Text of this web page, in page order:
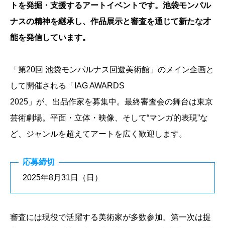
トを発掘・支援するアートイベントです。池袋モンパル
ナスの精神を継承し、作品展示と審査を通じて新たな才
能を発信しています。
「第20回 池袋モンパルナス回遊美術館」のメイン企画と
して開催される「IAG AWARDS
2025」が、出品作家を募集中。最終審査会の舞台は東京
芸術劇場。平面・立体・映像、そして“マンガ的表現”な
ど、ジャンルを超えてアートを広く歓迎します。
応募締切
2025年8月31日（日）
審査には現役で活躍する美術家が多数参加。第一次は提